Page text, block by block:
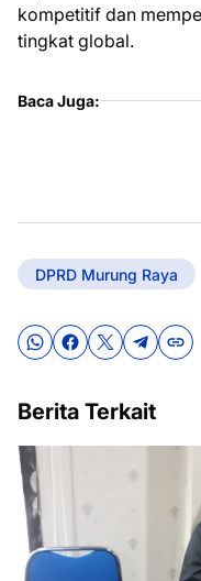
kompetitif dan
tingkat global.
Baca Juga:
DPRD Murung Raya
Berita Terkait